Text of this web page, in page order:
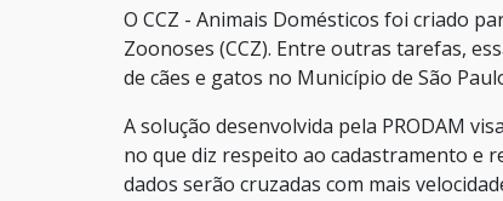
O CCZ - Animais Domésticos foi criado
Zoonoses (CCZ). Entre outras tarefas,
de cães e gatos no Município de São
A solução desenvolvida pela PRODAM
no que diz respeito ao cadastramento e
dados serão cruzadas com mais